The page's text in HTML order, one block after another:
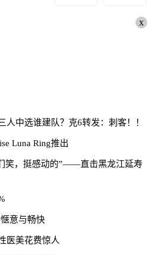
x
中选谁建队？克6转发：刺客！！
Luna Ring推出
笑，挺感动的”——直击黑龙江延寿
意与畅快
医美花费惊人